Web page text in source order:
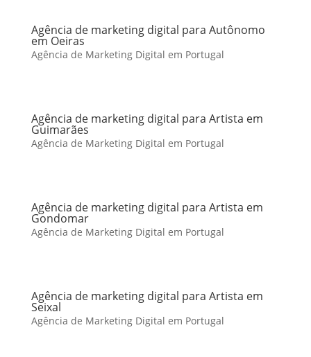
Agência de marketing digital para Autônomo
em Oeiras
Agência de Marketing Digital em Portugal
Agência de marketing digital para Artista em
Guimarães
Agência de Marketing Digital em Portugal
Agência de marketing digital para Artista em
Gondomar
Agência de Marketing Digital em Portugal
Agência de marketing digital para Artista em
Seixal
Agência de Marketing Digital em Portugal